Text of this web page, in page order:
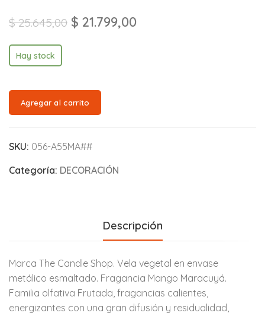
$25.645,00 $ 21.799,00
Hay stock
Agregar al carrito
SKU: 056-A55MA##
Categoría: DECORACIÓN
Descripción
Marca The Candle Shop. Vela vegetal en envase
metálico esmaltado. Fragancia Mango Maracuyá.
Familia olfativa Frutada, fragancias calientes,
energizantes con una gran difusión y residualidad,